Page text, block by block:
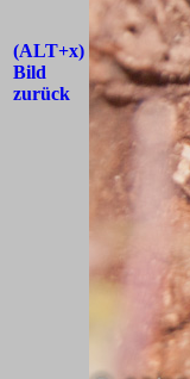
(ALT+x)
Bild
zurück